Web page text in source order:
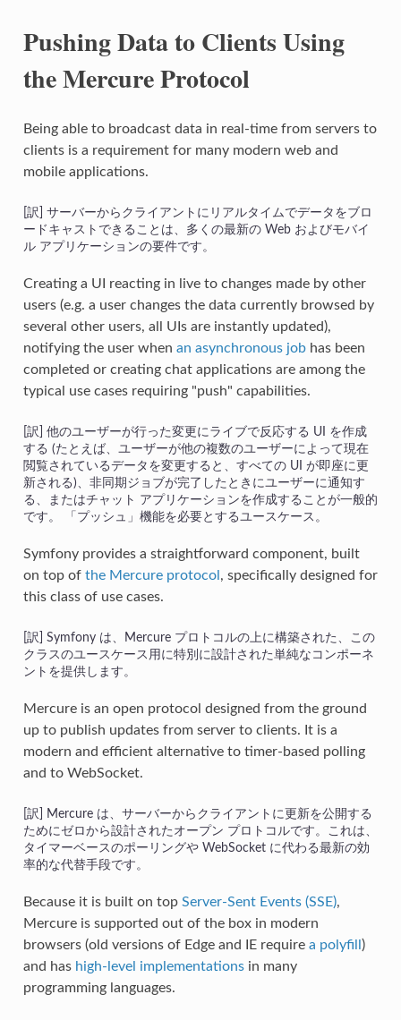
Pushing Data to Clients Using
the Mercure Protocol
Being able to broadcast data in real-time from servers to
clients is a requirement for many modern web and
mobile applications.
サーバーからクライアントにリアルタイムでデータをブロ
ードキャストできることは、多くの最新の Web およびモバイ
ル アプリケーションの要件です。
Creating a UI reacting in live to changes made by other
users (e.g. a user changes the data currently browsed by
several other users, all UIs are instantly updated),
notifying the user when an asynchronous jobhas been
completed or creating chat applications are among the
typical use cases requiring "push" capabilities.
他のユーザーが行った変更にライブで反応する UI を作成
する (たとえば、ユーザーが他の複数のユーザーによって現在
閲覧されているデータを変更すると、すべての UI が即座に更
新される)、非同期ジョブが完了したときにユーザーに通知す
る、またはチャット アプリケーションを作成することが一般的
です。 「プッシュ」機能を必要とするユースケース。
Symfony provides a straightforward component, built
on top of the Mercure protocol , specifically designed for
this class of use cases.
Symfony は、Mercure プロトコルの上に構築された、この
クラスのユースケース用に特別に設計された単純なコンポーネ
ントを提供します。
Mercure is an open protocol designed from the ground
up to publish updates from server to clients. It is a
modern and efficient alternative to timer-based polling
and to WebSocket.
Mercure は、サーバーからクライアントに更新を公開する
ためにゼロから設計されたオープン プロトコルです。これは、
タイマーベースのポーリングや WebSocket に代わる最新の効
率的な代替手段です。
Because it is built on top Server-Sent Events (SSE),
Mercure is supported out of the box in modern
browsers (old versions of Edge and IE require a polyfill )
and has high-level implementationsin many
programming languages.